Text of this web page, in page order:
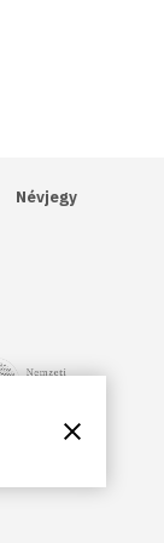
Névjegy
Bezárás